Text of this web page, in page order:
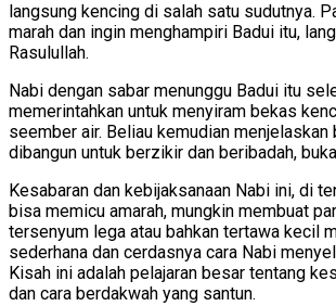
langsung kencing di salah satu sudutnya.
marah dan ingin menghampiri Badui itu,
Rasulullah.
Nabi dengan sabar menunggu Badui itu
memerintahkan untuk menyiram bekas
seember air. Beliau kemudian menjelaskan
dibangun untuk berzikir dan beribadah,
Kesabaran dan kebijaksanaan Nabi ini, di
bisa memicu amarah, mungkin membuat
tersenyum lega atau bahkan tertawa kecil
sederhana dan cerdasnya cara Nabi
Kisah ini adalah pelajaran besar tentang
dan cara berdakwah yang santun.